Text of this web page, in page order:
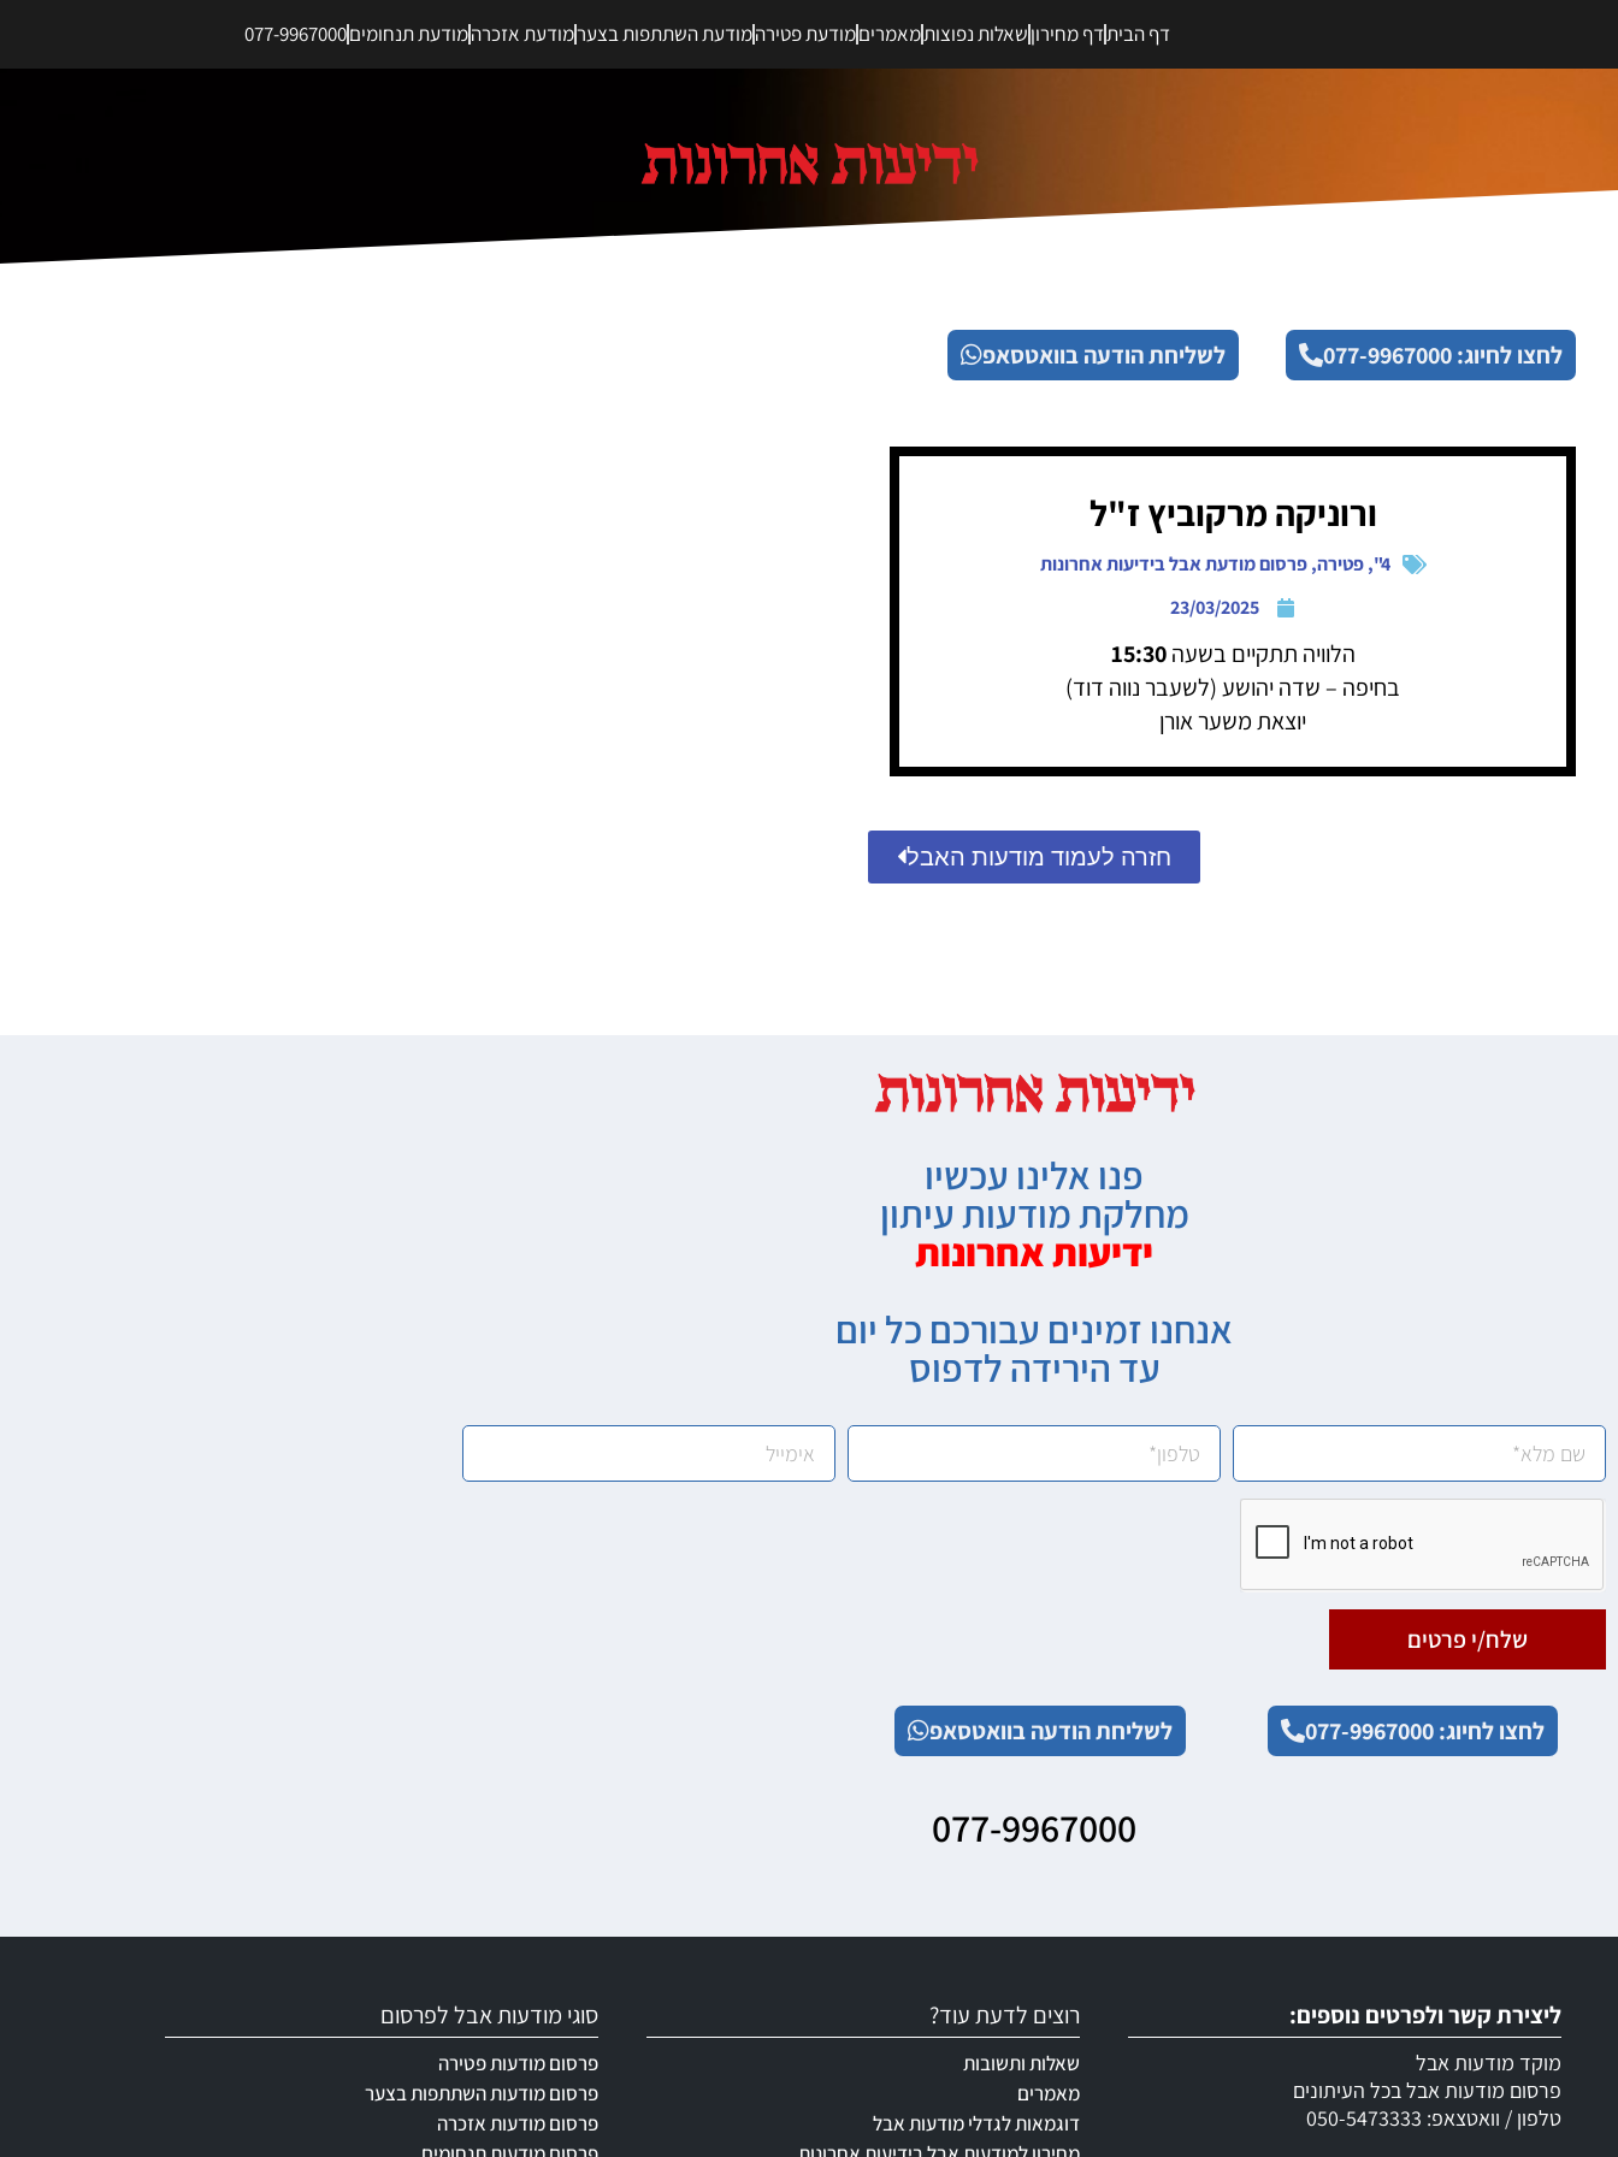
דף הביתדף מחירוןשאלות נפוצותמאמריםמודעת פטירהמודעת השתתפות בצערמודעת אזכרהמודעת תנחומים077-9967000
לחצו לחיוג: 077-9967000 לשליחת הודעה בוואטסאפ
ורוניקה מרקוביץ ז"ל
4"
,פטירה,פרסום מודעת אבל בידיעות אחרונות
23/03/2025
הלוויה תתקיים בשעה15:30
בחיפה – שדה יהושע (לשעבר נווה דוד)
יוצאת משער אורן
חזרה לעמוד מודעות האבל
פנו אלינו עכשיו
מחלקת מודעות עיתון
ידיעות אחרונות
אנחנו זמינים עבורכם כל יום
עד הירידה לדפוס
שלח/י פרטים
לחצו לחיוג: 077-9967000 לשליחת הודעה בוואטסאפ
077-9967000
ליצירת קשר ולפרטים נוספים:
מוקד מודעות אבל
פרסום מודעות אבל בכל העיתונים
טלפון / וואטצאפ: 050-5473333
רוצים לדעת עוד?
שאלות ותשובות
מאמרים
דוגמאות לגדלי מודעות אבל
סוגי מודעות אבל לפרסום
פרסום מודעות פטירה
פרסום מודעות השתתפות בצער
פרסום מודעות אזכרה